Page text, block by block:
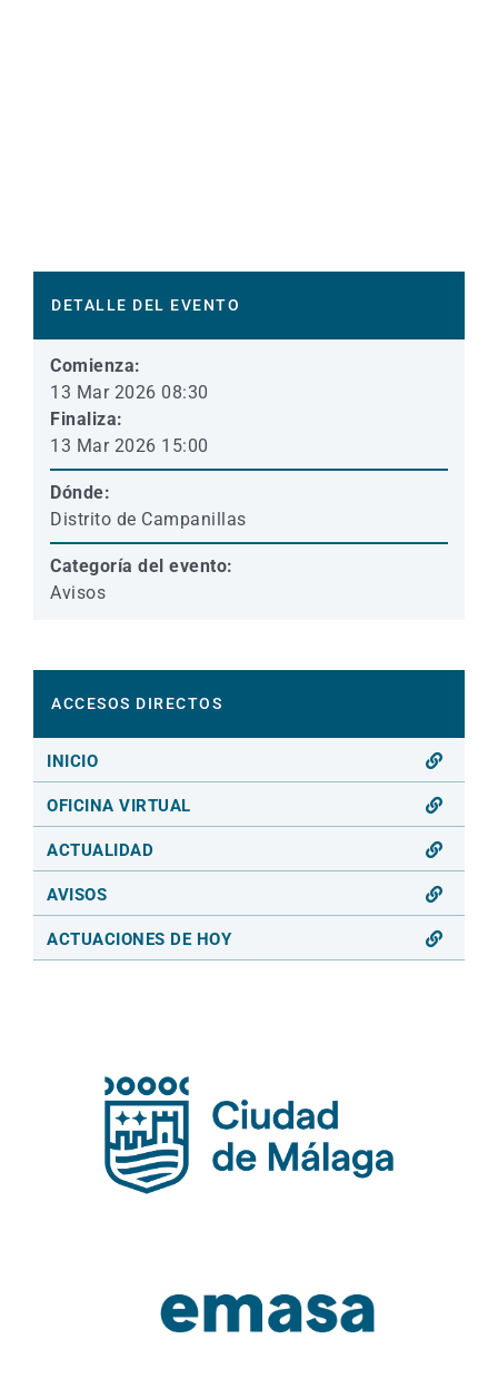
DETALLE DEL EVENTO
Comienza:
13 Mar 2026 08:30
Finaliza:
13 Mar 2026 15:00
Dónde:
Distrito de Campanillas
Categoría del evento:
Avisos
ACCESOS DIRECTOS
INICIO
OFICINA VIRTUAL
ACTUALIDAD
AVISOS
ACTUACIONES DE HOY